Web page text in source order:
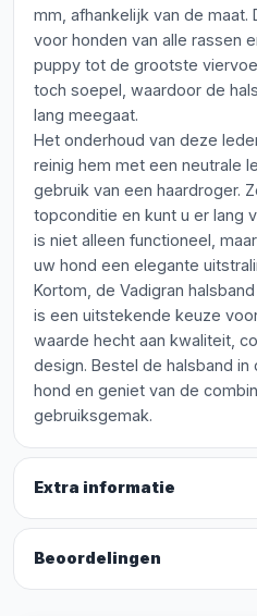
mm, afhankelijk van de maat.
voor honden van alle rassen
puppy tot de grootste
toch soepel, waardoor de
lang meegaat.
Het onderhoud van deze
reinig hem met een neutrale
gebruik van een haardroger.
topconditie en kunt u er lang
is niet alleen functioneel,
uw hond een elegante
Kortom, de Vadigran
is een uitstekende keuze
waarde hecht aan kwaliteit,
design. Bestel de halsband
hond en geniet van de
gebruiksgemak.
Extra informatie
Beoordelingen